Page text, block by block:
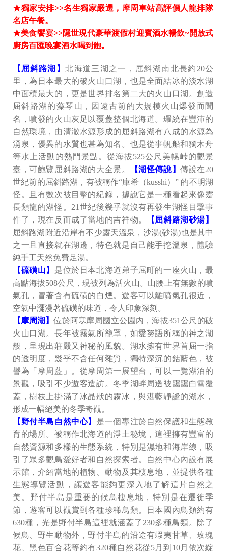
★獨家安排>>名生獨家嚴選，摩周車站高評價人龍排隊
名店午餐。
★美食饗宴>>隱世現代豪華渡假村迎賓酒水暢飲~開放式
廚房百匯晚宴酒水喝到飽。
【屈斜路湖】北海道三湖之一，屈斜湖南北長約20公
里，為日本最大的破火山口湖，也是全面結冰的淡水湖
中面積最大的，更是世界排名第二大的火山口湖。創造
屈斜路湖的藻琴山，因遠古前的大規模火山爆發而聞
名，噴發的火山灰足以覆蓋整個北海道。環繞在豐沛的
自然環境，由清澈水源形成的屈斜路湖有八成的水源為
湧泉，優異的水質也甚為知名。也是從事帆船和獨木舟
等水上活動的熱門景點。從海拔525公尺美幌峠的觀景
臺，可飽覽屈斜路湖的大全景。
【湖怪傳說】傳說在20
世紀前的屈斜路湖，有被稱作“庫希（kusshi）” 的不明湖
怪。且有數次被目擊的紀錄，據說它是一種看起來像靈
長類龍的湖怪。21世紀後幾乎就沒有再發生湖怪目擊事
件了，現在反而成了當地的吉祥物。
【屈斜路湖砂湯】
屈斜路湖附近沿岸有不少露天溫泉，沙湯(砂湯)也是其中
之一且直接就在湖邊，特色就是自己能手挖溫泉，體驗
純手工天然免費足湯。
【硫磺山】 是位於日本北海道弟子屈町的一座火山，最
高點海拔508公尺，現被列為活火山。山腰上有無數的噴
氣孔，冒著含有硫磺的白煙。遊客可以離噴氣孔很近，
空氣中瀰漫著硫磺的味道，令人印象深刻。
【摩周湖】位於阿寒摩周國立公園內，海拔351公尺的破
火山口湖。長年被霧氣所籠罩，如愛努語所稱的神之湖
般，呈現出莊嚴又神秘的風貌。湖水擁有世界首屈一指
的透明度，幾乎不含任何雜質，獨特深沉的鈷藍色，被
譽為「摩周藍」。從摩周第一展望台，可以一覽湖泊的
景觀，吸引不少遊客造訪。冬季湖畔周邊被靄靄白雪覆
蓋，樹枝上掛滿了冰晶狀的霧冰，與湛藍靜謐的湖水，
形成一幅絕美的冬季奇觀。
【野付半島自然中心】 是一個專注於自然保護和生態教
育的場所。被稱作北海道的淨土秘境，這裡擁有豐富的
自然資源和多樣的生態系統，特別是濕地和海岸線，吸
引了眾多觀鳥愛好者和自然探索者。自然中心內設有展
示館，介紹當地的植物、動物及其棲息地，並提供各種
生態導覽活動，讓遊客能夠更深入地了解這片自然之
美。野付半島是重要的候鳥棲息地，特別是在遷徙季
節，遊客可以觀賞到各種珍稀鳥類。日本國內鳥類約有
630種，光是野付半島這裡就涵蓋了230多種鳥類。除了
候鳥、野生動物外，野付半島的沿途有蝦夷甘草、玫瑰
花、黑色百合花等約有320種自然花從5月到10月依次綻